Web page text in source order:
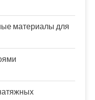
материалы для